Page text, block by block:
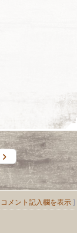
コメント記入欄を表示 ]